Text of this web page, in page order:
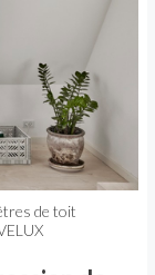
de toit